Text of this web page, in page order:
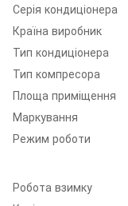
Серія кондиціонера
Країна виробник
Тип кондиціонера
Тип компресора
Площа приміщення
Маркування
Режим роботи
Робота взимку